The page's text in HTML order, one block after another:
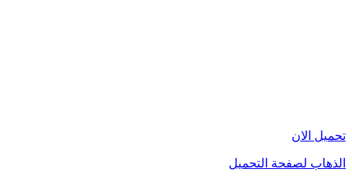
تحميل الان
الذهاب لصفحة التحميل